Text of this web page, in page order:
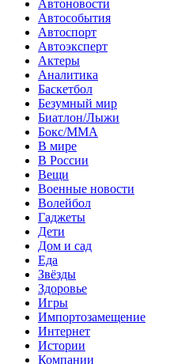
Автоновости
Автособытия
Автоспорт
Автоэксперт
Актеры
Аналитика
Баскетбол
Безумный мир
Биатлон/Лыжи
Бокс/MMA
В мире
В России
Вещи
Военные новости
Волейбол
Гаджеты
Дети
Дом и сад
Еда
Звёзды
Здоровье
Игры
Импортозамещение
Интернет
Истории
Компании